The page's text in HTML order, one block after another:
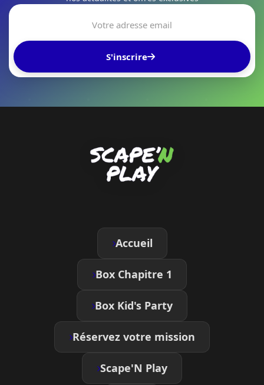
S'inscrire
Accueil
Box Chapitre 1
Box Kid's Party
Réservez votre mission
Scape'N Play